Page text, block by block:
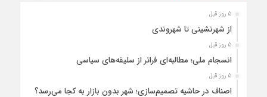
5 روز قبل
از شهرنشینی تا شهروندی
5 روز قبل
انسجام ملی؛ مطالبه‌ای فراتر از سلیقه‌های سیاسی
5 روز قبل
اصناف در حاشیه تصمیم‌سازی؛ شهر بدون بازار به کجا می‌رسد؟